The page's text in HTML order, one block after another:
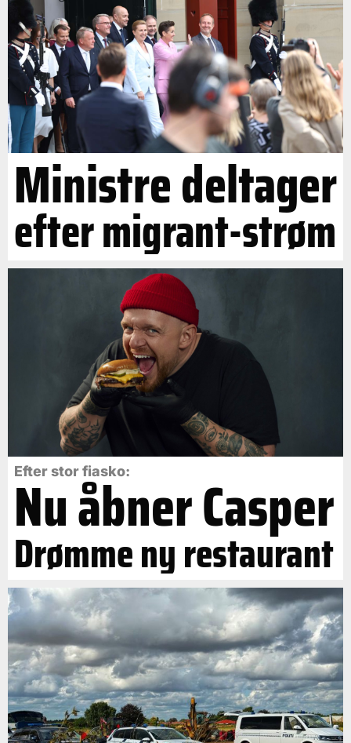
Ministre deltager
efter migrant-strøm
Efter stor fiasko:
Nu åbner Casper
Drømme ny restaurant